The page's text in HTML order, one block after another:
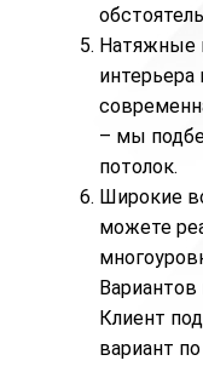
Натяжные
интерьера
– мы
потолок.
Широкие
можете
Клиент
вариант